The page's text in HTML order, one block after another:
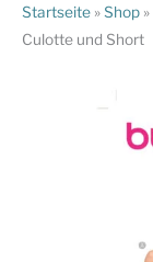
Startseite »Shop »
Culotte und Short